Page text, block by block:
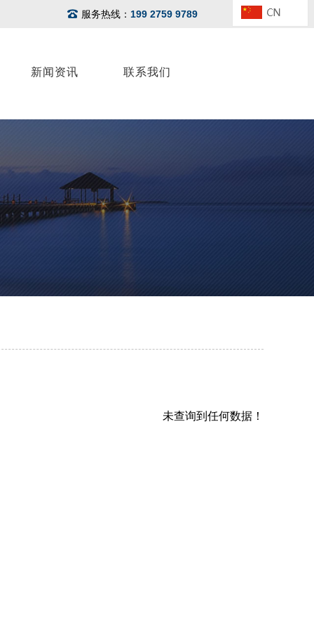
服务热线： 199 2759 9789
新闻资讯 联系我们
未查询到任何数据！